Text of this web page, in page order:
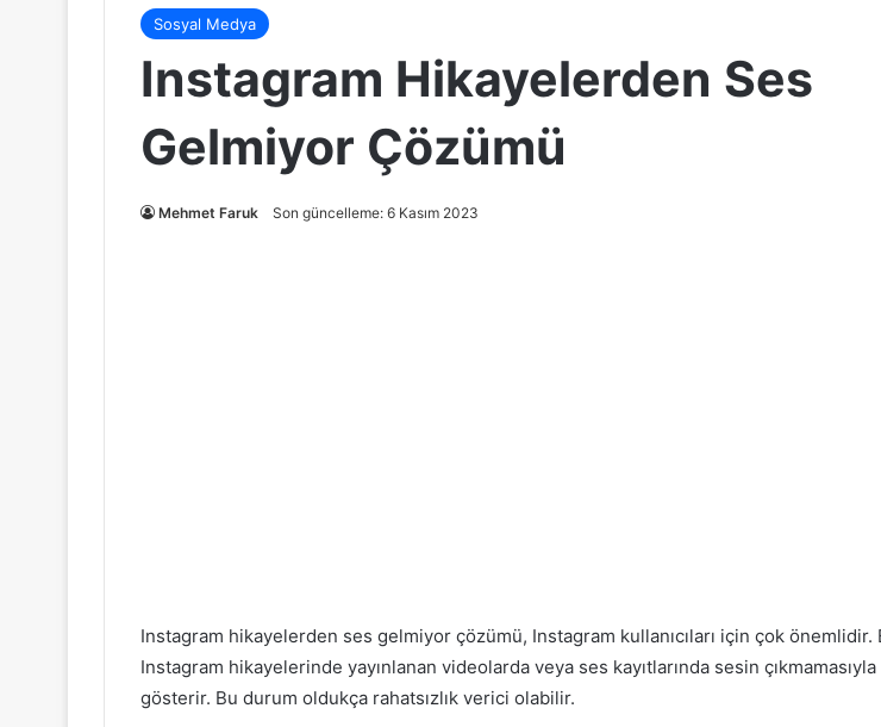
Sosyal Medya
Instagram Hikayelerden Ses
Gelmiyor Çözümü
Mehmet Faruk Son güncelleme: 6 Kasım 2023
Instagram hikayelerden ses gelmiyor çözümü, Instagram kullanıcıları için çok önemlidir.
Instagram hikayelerinde yayınlanan videolarda veya ses kayıtlarında sesin
gösterir. Bu durum oldukça rahatsızlık verici olabilir.